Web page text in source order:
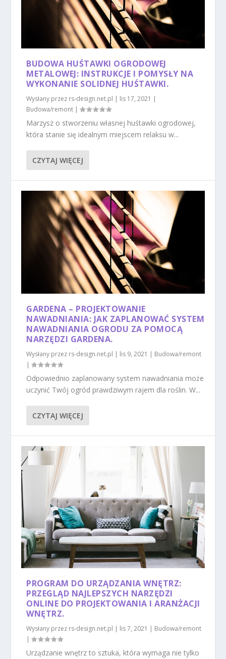
BUDOWA HUŚTAWKI OGRODOWEJ
METALOWEJ: INSTRUKCJE I POMYSŁY NA
WYKONANIE SOLIDNEJ HUŚTAWKI.
Wysłany przez rs-design.net.pl | lis 17, 2021 |
Budowa/remont |
Marzysz o stworzeniu własnej huśtawki ogrodowej,
która stanie się idealnym miejscem relaksu w...
CZYTAJ WIĘCEJ
GARDENA – PROJEKTOWANIE
NAWADNIANIA: JAK ZAPLANOWAĆ SYSTEM
NAWADNIANIA OGRODU ZA POMOCĄ
NARZĘDZI GARDENA.
Wysłany przez rs-design.net.pl | lis 9, 2021 | Budowa/remont
|
Odpowiednio zaplanowany system nawadniania może
uczynić Twój ogród prawdziwym rajem dla roślin. W...
CZYTAJ WIĘCEJ
PROGRAM DO URZĄDZANIA WNĘTRZ:
PRZEGLĄD NAJLEPSZYCH NARZĘDZI
ONLINE DO PROJEKTOWANIA I ARANŻACJI
WNĘTRZ.
Wysłany przez rs-design.net.pl | lis 7, 2021 | Budowa/remont
|
Urządzanie wnętrz to sztuka, która wymaga nie tylko